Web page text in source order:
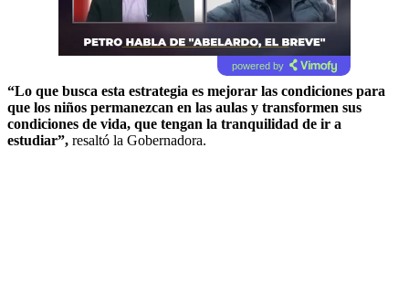
powered by
“Lo que busca esta estrategia es mejorar las condiciones para
que los niños permanezcan en las aulas y transformen sus
condiciones de vida, que tengan la tranquilidad de ir a
estudiar”, resaltó la Gobernadora.